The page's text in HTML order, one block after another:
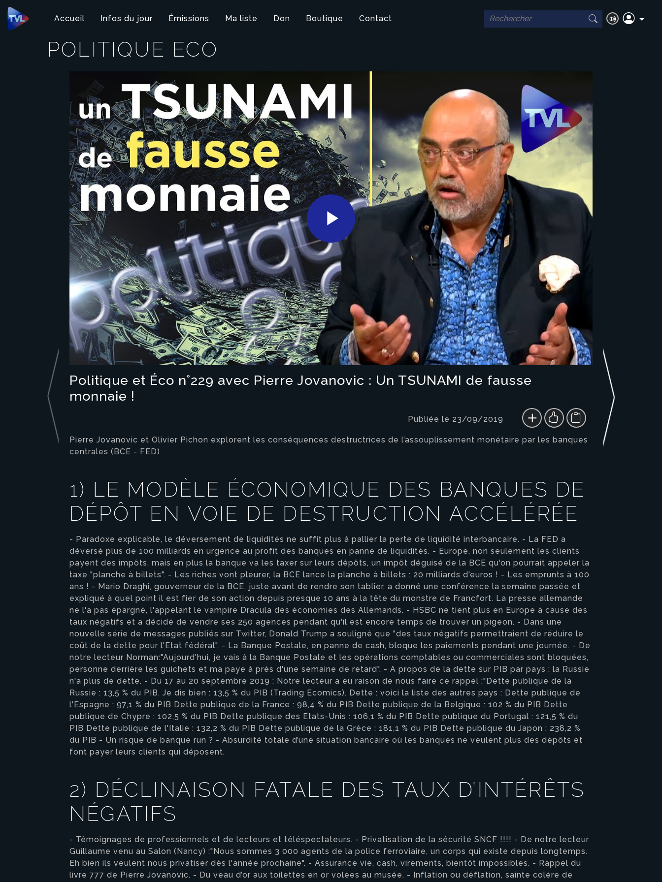
Panneau de gestion des cookies
Accueil
Infos du jour Émissions Ma liste Don Boutique Contact
POLITIQUE ECO
Play
Video
Politique et Éco n°229 avec Pierre Jovanovic : Un TSUNAMI de fausse
monnaie !
Publiée le 23/09/2019
Pierre Jovanovic et Olivier Pichon explorent les conséquences destructrices de l’assouplissement monétaire par les banques
centrales (BCE - FED)
1) LE MODÈLE ÉCONOMIQUE DES BANQUES DE
DÉPÔT EN VOIE DE DESTRUCTION ACCÉLÉRÉE
- Paradoxe explicable, le déversement de liquidités ne suffit plus à pallier la perte de liquidité interbancaire. - La FED a
déversé plus de 100 milliards en urgence au profit des banques en panne de liquidités. - Europe, non seulement les clients
payent des impôts, mais en plus la banque va les taxer sur leurs dépôts, un impôt déguisé de la BCE qu'on pourrait appeler la
taxe "planche à billets". - Les riches vont pleurer, la BCE lance la planche à billets : 20 milliards d'euros ! - Les emprunts à 100
ans ! - Mario Draghi, gouverneur de la BCE, juste avant de rendre son tablier, a donné une conférence la semaine passée et
expliqué à quel point il est fier de son action depuis presque 10 ans à la tête du monstre de Francfort. La presse allemande
ne l'a pas épargné, l'appelant le vampire Dracula des économies des Allemands. - HSBC ne tient plus en Europe à cause des
taux négatifs et a décidé de vendre ses 250 agences pendant qu'il est encore temps de trouver un pigeon. - Dans une
nouvelle série de messages publiés sur Twitter, Donald Trump a souligné que "des taux négatifs permettraient de réduire le
coût de la dette pour l'Etat fédéral". - La Banque Postale, en panne de cash, bloque les paiements pendant une journée. - De
notre lecteur Norman:"Aujourd'hui, je vais à la Banque Postale et les opérations comptables ou commerciales sont bloquées,
personne derrière les guichets et ma paye à près d'une semaine de retard". - A propos de la dette sur PIB par pays : la Russie
n'a plus de dette. - Du 17 au 20 septembre 2019 : Notre lecteur a eu raison de nous faire ce rappel :"Dette publique de la
Russie : 13,5 % du PIB. Je dis bien : 13,5 % du PIB (Trading Ecomics). Dette : voici la liste des autres pays : Dette publique de
l'Espagne : 97,1 % du PIB Dette publique de la France : 98,4 % du PIB Dette publique de la Belgique : 102 % du PIB Dette
publique de Chypre : 102,5 % du PIB Dette publique des Etats-Unis : 106,1 % du PIB Dette publique du Portugal : 121,5 % du
PIB Dette publique de l'Italie : 132,2 % du PIB Dette publique de la Grèce : 181,1 % du PIB Dette publique du Japon : 238,2 %
du PIB - Un risque de banque run ? - Absurdité totale d’une situation bancaire où les banques ne veulent plus des dépôts et
font payer leurs clients qui déposent.
2) DÉCLINAISON FATALE DES TAUX D’INTÉRÊTS
NÉGATIFS
- Témoignages de professionnels et de lecteurs et téléspectateurs. - Privatisation de la sécurité SNCF !!!! - De notre lecteur
Guillaume venu au Salon (Nancy) :"Nous sommes 3 000 agents de la police ferroviaire, un corps qui existe depuis longtemps.
Eh bien ils veulent nous privatiser dès l'année prochaine". - Assurance vie, cash, virements, bientôt impossibles. - Rappel du
livre 777 de Pierre Jovanovic. - Du veau d’or aux toilettes en or volées au musée. - Inflation ou déflation, sainte colère de